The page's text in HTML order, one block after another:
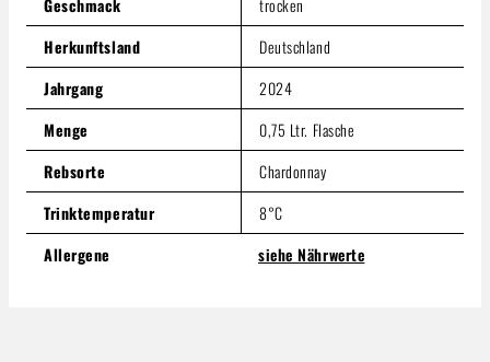
Herkunftsland
Deutschland
Jahrgang
2024
Menge
0,75 Ltr. Flasche
Rebsorte
Chardonnay
Trinktemperatur
8°C
Allergene
siehe Nährwerte